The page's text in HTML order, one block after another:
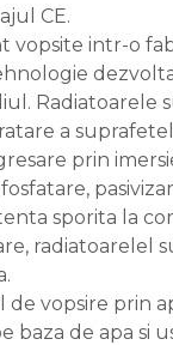
CE.
vopsite intr-o
Radiatoarele
a
prin
sporita la
radiatoarelel
de vopsire prin
baza de apa si